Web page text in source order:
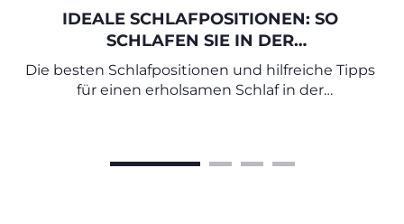
IDEALE SCHLAFPOSITIONEN: SO
SCHLAFEN SIE IN DER
SCHWANGERSCHAFT SICHER UND
BEQUEM
Die besten Schlafpositionen und hilfreiche Tipps
für einen erholsamen Schlaf in der